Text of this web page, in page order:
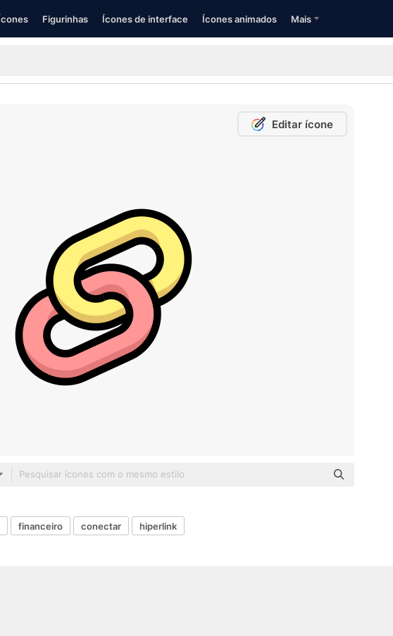
Figurinhas Ícones de interface Ícones animados Mais
Editar ícone
financeiro conectar hiperlink